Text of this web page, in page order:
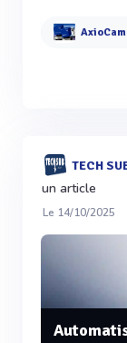
TECH
un article
Le 14/10/2025